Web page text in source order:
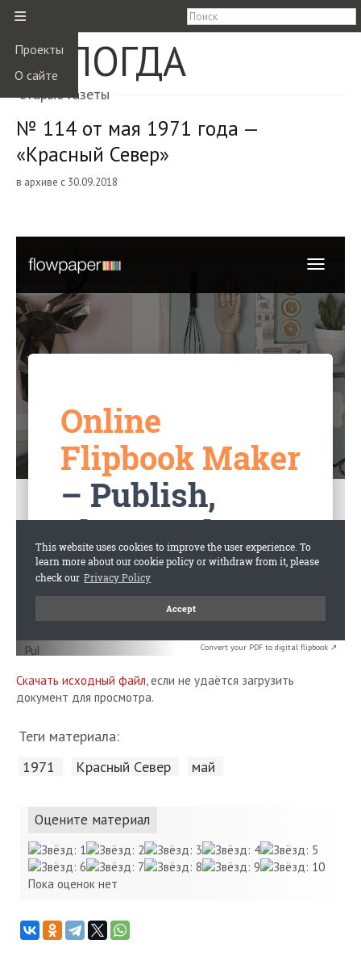
≡
Проекты
О сайте
ВОЛОГДА
старые газеты
№ 114 от мая 1971 года —
«Красный Север»
в архиве с 30.09.2018
Convert your PDF to digital flipbook ↗
Скачать исходный файл, если не удаётся загрузить
документ для просмотра.
Теги материала:
1971 Красный Cевер май
Оцените материал
Пока оценок нет